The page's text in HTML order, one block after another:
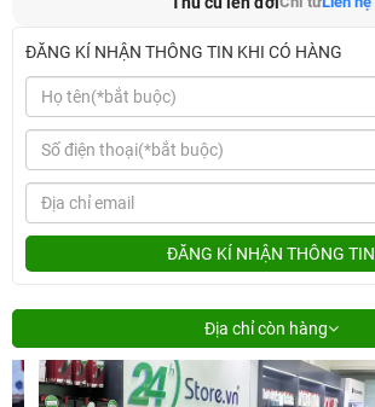
ĐĂNG KÍ NHẬN THÔNG TIN KHI CÓ HÀNG
ĐĂNG KÍ NHẬN THÔNG TIN
Địa chỉ còn hàng